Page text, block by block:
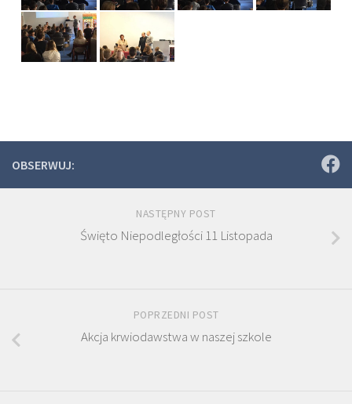
OBSERWUJ:
NASTĘPNY POST
Święto Niepodległości 11 Listopada
POPRZEDNI POST
Akcja krwiodawstwa w naszej szkole